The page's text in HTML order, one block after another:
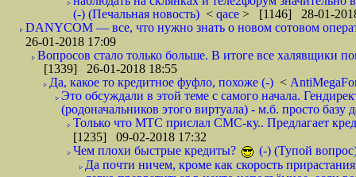
(-) (Печальная новость) < qace > [1146] 28-01-
DANYCOM — все, что нужно знать о новом сотовом
26-01-2018 17:09
Вопросов стало только больше. В итоге все халявщики
[1339] 26-01-2018 18:55
Да, какое то кредитное фуфло, похоже (-) <
Это обсуждали в этой теме с самого начала.
(родоначальников этого виртуала) - м.б. просто
Только что МТС прислал СМС-ку.. Предлагает
[1235] 09-02-2018 17:32
Чем плохи быстрые кредиты?
(-) (Тупой
Да почти ничем, кроме как скорость